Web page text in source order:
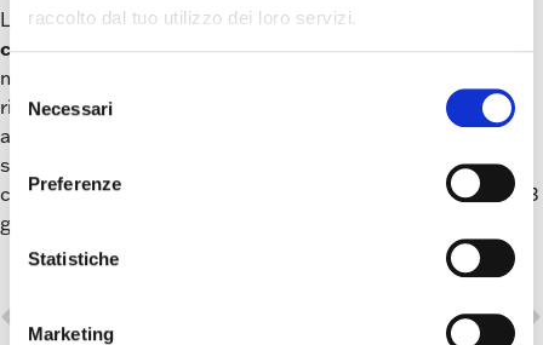
raccolto dal tuo utilizzo dei loro servizi.
Selezione
del
consenso
Necessari
Preferenze
Statistiche
Marketing
La stampa offset con UV conferisce dunque un
consistente valore aggiunto al risultato finale
e, ultimo
ma non meno importante, si fa apprezzare anche per le
ridotte tempistiche di lavorazione e la versatilità di
applicazione. Vuoi adottare questa moderna tecnologia di
stampa per approfittare dei tanti vantaggi che la
contraddistinguono?
o chiama allo 0521.673143
gli specialisti di
SUCCESSIVO
Le scatole dei profumi per sedurre tutti i tipi di clienti